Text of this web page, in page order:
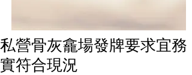
私營骨灰龕場發牌要求宜務
實符合現況